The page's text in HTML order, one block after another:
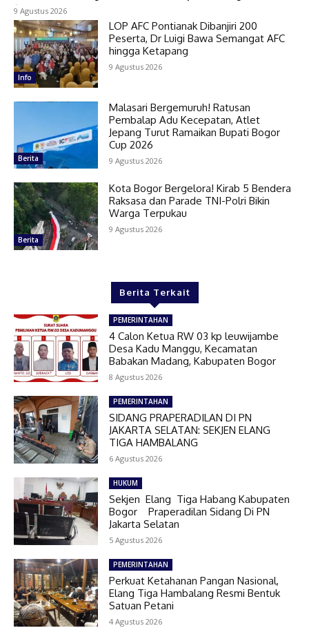
-
9 Agustus 2026
Info
LOP AFC Pontianak Dibanjiri 200
Peserta, Dr Luigi Bawa Semangat AFC
hingga Ketapang
9 Agustus 2026
Berita
Malasari Bergemuruh! Ratusan
Pembalap Adu Kecepatan, Atlet
Jepang Turut Ramaikan Bupati Bogor
Cup 2026
9 Agustus 2026
Berita
Kota Bogor Bergelora! Kirab 5 Bendera
Raksasa dan Parade TNI-Polri Bikin
Warga Terpukau
9 Agustus 2026
Berita Terkait
PEMERINTAHAN
4 Calon Ketua RW 03 kp leuwijambe
Desa Kadu Manggu, Kecamatan
Babakan Madang, Kabupaten Bogor
8 Agustus 2026
PEMERINTAHAN
SIDANG PRAPERADILAN DI PN
JAKARTA SELATAN: SEKJEN ELANG
TIGA HAMBALANG
6 Agustus 2026
HUKUM
Sekjen Elang Tiga Habang Kabupaten
Bogor Praperadilan Sidang Di PN
Jakarta Selatan
5 Agustus 2026
PEMERINTAHAN
Perkuat Ketahanan Pangan Nasional,
Elang Tiga Hambalang Resmi Bentuk
Satuan Petani
4 Agustus 2026